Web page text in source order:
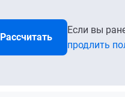
Рассчитать
Если вы
продлить